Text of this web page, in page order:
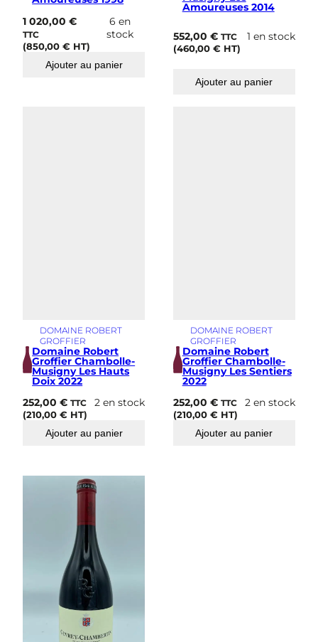
1 020,00€
TTC
(850,00€ HT)
6 en
stock
Ajouter au panier
Amoureuses 2014
552,00 € TTC
(460,00 €HT)
1 en stock
Ajouter au panier
DOMAINE ROBERT
GROFFIER
Domaine Robert
Groffier Chambolle-
Musigny Les Hauts
Doix 2022
252,00€ TTC
(210,00€ HT)
2 en stock
Ajouter au panier
DOMAINE ROBERT
GROFFIER
Domaine Robert
Groffier Chambolle-
Musigny Les Sentiers
2022
252,00 € TTC
(210,00 €HT)
2 en stock
Ajouter au panier